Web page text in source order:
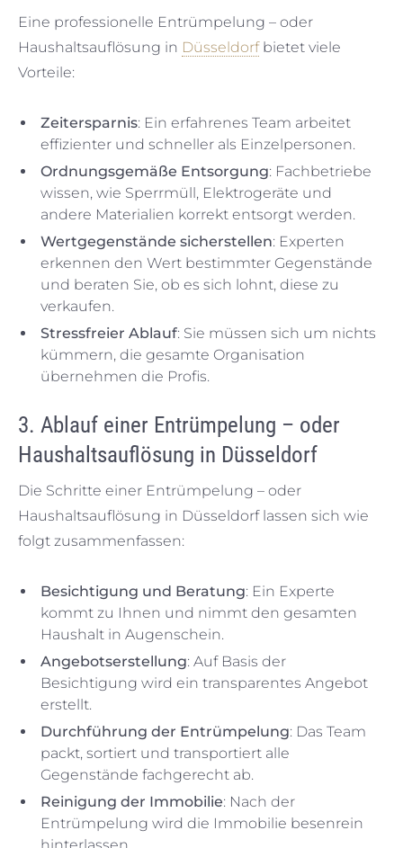
Eine professionelle Entrümpelung – oder
Haushaltsauflösung in Düsseldorfbietet viele
Vorteile:
Zeitersparnis: Ein erfahrenes Team arbeitet
effizienter und schneller als Einzelpersonen.
Ordnungsgemäße Entsorgung: Fachbetriebe
wissen, wie Sperrmüll, Elektrogeräte und
andere Materialien korrekt entsorgt werden.
Wertgegenstände sicherstellen: Experten
erkennen den Wert bestimmter Gegenstände
und beraten Sie, ob es sich lohnt, diese zu
verkaufen.
Stressfreier Ablauf: Sie müssen sich um nichts
kümmern, die gesamte Organisation
übernehmen die Profis.
3. Ablauf einer Entrümpelung – oder
Haushaltsauflösung in Düsseldorf
Die Schritte einer Entrümpelung – oder
Haushaltsauflösung in Düsseldorf lassen sich wie
folgt zusammenfassen:
Besichtigung und Beratung: Ein Experte
kommt zu Ihnen und nimmt den gesamten
Haushalt in Augenschein.
Angebotserstellung: Auf Basis der
Besichtigung wird ein transparentes Angebot
erstellt.
Durchführung der Entrümpelung: Das Team
packt, sortiert und transportiert alle
Gegenstände fachgerecht ab.
Reinigung der Immobilie: Nach der
Entrümpelung wird die Immobilie besenrein